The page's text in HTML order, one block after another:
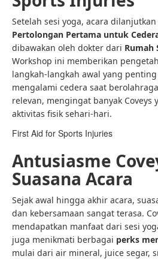
Setelah sesi yoga, acara
Pertolongan Pertama untuk
dibawakan oleh dokter dari Rumah
Workshop ini memberikan
langkah-langkah awal yang
mengalami cedera saat
relevan, mengingat banyak Coveys
aktivitas fisik sehari-hari.
First Aid for Sports Injuries
Antusiasme
Suasana Acara
Sejak awal hingga akhir acara,
dan kebersamaan sangat terasa.
mendapatkan manfaat dari sesi
juga menikmati berbagai perks
mulai dari air mineral, juice segar,